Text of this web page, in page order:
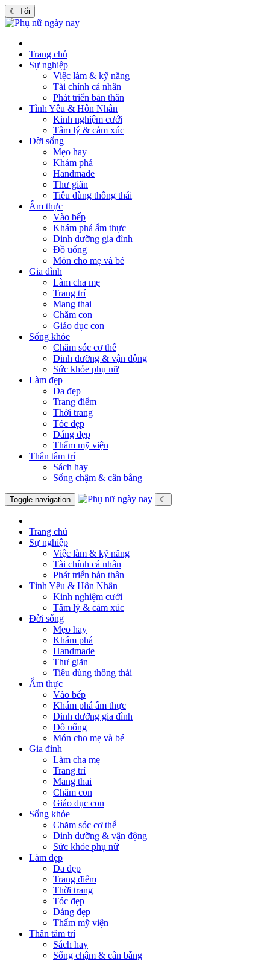
☾ Tối
Trang chủ
Sự nghiệp
Việc làm & kỹ năng
Tài chính cá nhân
Phát triển bản thân
Tình Yêu & Hôn Nhân
Kinh nghiệm cưới
Tâm lý & cảm xúc
Đời sống
Mẹo hay
Khám phá
Handmade
Thư giãn
Tiêu dùng thông thái
Ẩm thực
Vào bếp
Khám phá ẩm thực
Dinh dưỡng gia đình
Đồ uống
Món cho mẹ và bé
Gia đình
Làm cha mẹ
Trang trí
Mang thai
Chăm con
Giáo dục con
Sống khỏe
Chăm sóc cơ thể
Dinh dưỡng & vận động
Sức khỏe phụ nữ
Làm đẹp
Da đẹp
Trang điểm
Thời trang
Tóc đẹp
Dáng đẹp
Thẩm mỹ viện
Thân tâm trí
Sách hay
Sống chậm & cân bằng
Toggle navigation ☾
Trang chủ
Sự nghiệp
Việc làm & kỹ năng
Tài chính cá nhân
Phát triển bản thân
Tình Yêu & Hôn Nhân
Kinh nghiệm cưới
Tâm lý & cảm xúc
Đời sống
Mẹo hay
Khám phá
Handmade
Thư giãn
Tiêu dùng thông thái
Ẩm thực
Vào bếp
Khám phá ẩm thực
Dinh dưỡng gia đình
Đồ uống
Món cho mẹ và bé
Gia đình
Làm cha mẹ
Trang trí
Mang thai
Chăm con
Giáo dục con
Sống khỏe
Chăm sóc cơ thể
Dinh dưỡng & vận động
Sức khỏe phụ nữ
Làm đẹp
Da đẹp
Trang điểm
Thời trang
Tóc đẹp
Dáng đẹp
Thẩm mỹ viện
Thân tâm trí
Sách hay
Sống chậm & cân bằng